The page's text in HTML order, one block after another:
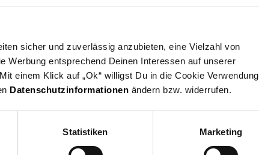
sicher und zuverlässig anzubieten, eine Vielzahl von
entsprechend Deinen Interessen auf unserer
einem Klick auf „Ok“ willigst Du in die Cookie Verwendung
Datenschutzinformationen ändern bzw. widerrufen.
Statistiken Marketing